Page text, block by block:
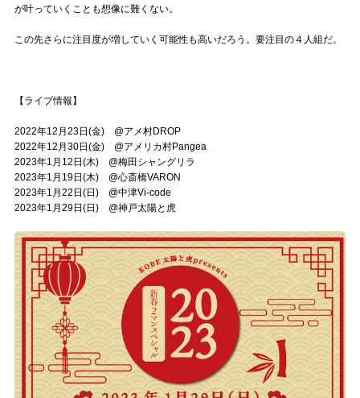
が叶っていくことも想像に難くない。
この先さらに注目度が増していく可能性も高いだろう。要注目の４人組だ。
【ライブ情報】
2022年12月23日(金) @アメ村DROP
2022年12月30日(金) @アメリカ村Pangea
2023年1月12日(木) @梅田シャングリラ
2023年1月19日(木) @心斎橋VARON
2023年1月22日(日) @中津Vi-code
2023年1月29日(日) @神戸太陽と虎